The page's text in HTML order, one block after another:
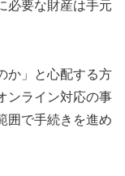
必要な財産は手元
か」と心配する方
ンライン対応の事
囲で手続きを進め